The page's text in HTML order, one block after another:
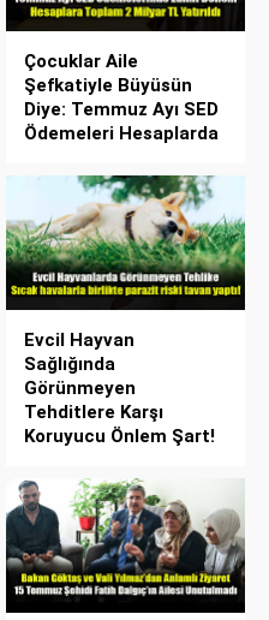
Çocuklar Aile
Şefkatiyle Büyüsün
Diye: Temmuz Ayı SED
Ödemeleri Hesaplarda
Evcil Hayvan
Sağlığında
Görünmeyen
Tehditlere Karşı
Koruyucu Önlem Şart!